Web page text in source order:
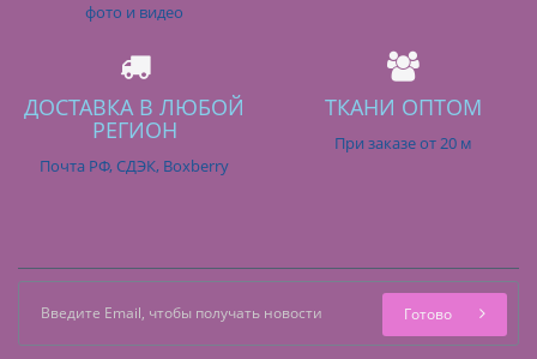
фото и видео
ДОСТАВКА В ЛЮБОЙ
РЕГИОН
Почта РФ, СДЭК, Boxberry
ТКАНИ ОПТОМ
При заказе от 20 м
Готово